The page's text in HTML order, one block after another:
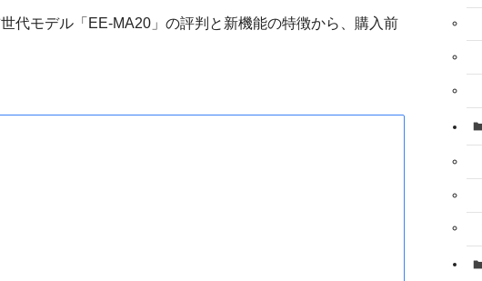
代モデル「EE-MA20」の評判と新機能の特徴から、購入前